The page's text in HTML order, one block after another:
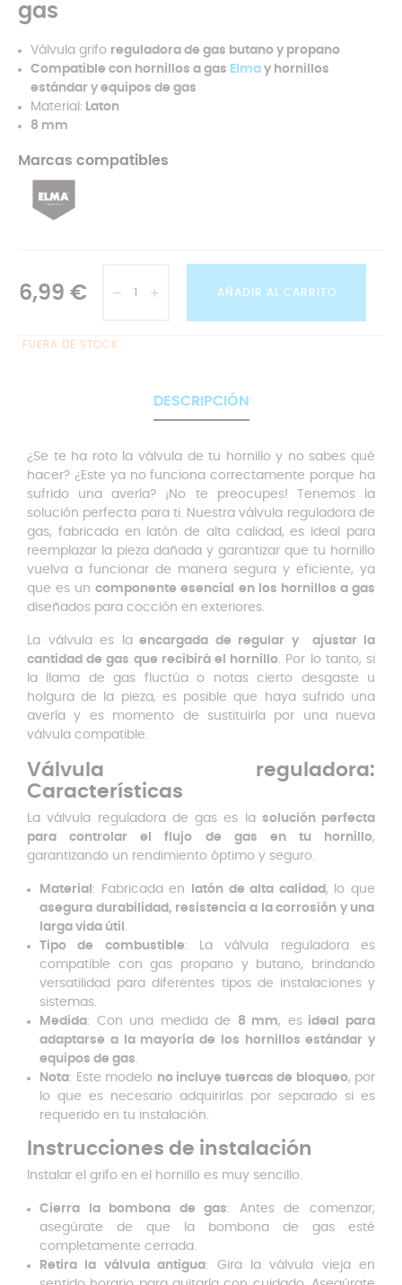
gas
Válvula grifo reguladora de gas butano y propano
Compatible con hornillos a gas Elma y hornillos
estándar y equipos de gas
Material: Laton
8 mm
Marcas compatibles
6,99 € AÑADIR AL CARRITO
FUERA DE STOCK
DESCRIPCIÓN
¿Se te ha roto la válvula de tu hornillo y no sabes qué
hacer? ¿Este ya no funciona correctamente porque ha
sufrido una avería? ¡No te preocupes! Tenemos la
solución perfecta para ti. Nuestra válvula reguladora de
gas, fabricada en latón de alta calidad, es ideal para
reemplazar la pieza dañada y garantizar que tu hornillo
vuelva a funcionar de manera segura y eficiente, ya
que es uncomponente esencial en los hornillos a gas
diseñados para cocción en exteriores.
La válvula es laencargada de regular y ajustar la
cantidad de gas que recibirá el hornillo. Por lo tanto, si
la llama de gas fluctúa o notas cierto desgaste u
holgura de la pieza, es posible que haya sufrido una
avería y es momento de sustituirla por una nueva
válvula compatible.
Válvula reguladora:
Características
La válvula reguladora de gas es la solución perfecta
para controlar el flujo de gas en tu hornillo,
garantizando un rendimiento óptimo y seguro.
Material : Fabricada en latón de alta calidad, lo que
asegura durabilidad, resistencia a la corrosión y una
larga vida útil .
Tipo de combustible: La válvula reguladora es
compatible con gas propano y butano, brindando
versatilidad para diferentes tipos de instalaciones y
sistemas.
Medida: Con una medida de 8 mm, esideal para
adaptarse a la mayoría de los hornillos estándar y
equipos de gas.
Nota: Este modelo no incluye tuercas de bloqueo, por
lo que es necesario adquirirlas por separado si es
requerido en tu instalación.
Instrucciones de instalación
Instalar el grifo en el hornillo es muy sencillo.
Cierra la bombona de gas: Antes de comenzar,
asegúrate de que la bombona de gas esté
completamente cerrada.
Retira la válvula antigua: Gira la válvula vieja en